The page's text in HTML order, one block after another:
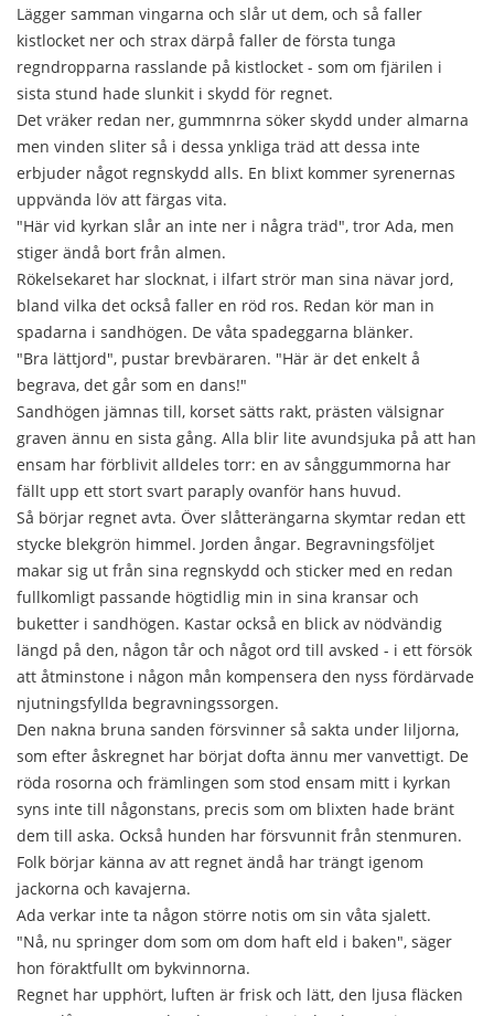
Lägger samman vingarna och slår ut dem, och så faller
kistlocket ner och strax därpå faller de första tunga
regndropparna rasslande på kistlocket - som om fjärilen i
sista stund hade slunkit i skydd för regnet.
Det vräker redan ner, gummnrna söker skydd under almarna
men vinden sliter så i dessa ynkliga träd att dessa inte
erbjuder något regnskydd alls. En blixt kommer syrenernas
uppvända löv att färgas vita.
"Här vid kyrkan slår an inte ner i några träd", tror Ada, men
stiger ändå bort från almen.
Rökelsekaret har slocknat, i ilfart strör man sina nävar jord,
bland vilka det också faller en röd ros. Redan kör man in
spadarna i sandhögen. De våta spadeggarna blänker.
"Bra lättjord", pustar brevbäraren. "Här är det enkelt å
begrava, det går som en dans!"
Sandhögen jämnas till, korset sätts rakt, prästen välsignar
graven ännu en sista gång. Alla blir lite avundsjuka på att han
ensam har förblivit alldeles torr: en av sånggummorna har
fällt upp ett stort svart paraply ovanför hans huvud.
Så börjar regnet avta. Över slåtterängarna skymtar redan ett
stycke blekgrön himmel. Jorden ångar. Begravningsföljet
makar sig ut från sina regnskydd och sticker med en redan
fullkomligt passande högtidlig min in sina kransar och
buketter i sandhögen. Kastar också en blick av nödvändig
längd på den, någon tår och något ord till avsked - i ett försök
att åtminstone i någon mån kompensera den nyss fördärvade
njutningsfyllda begravningssorgen.
Den nakna bruna sanden försvinner så sakta under liljorna,
som efter åskregnet har börjat dofta ännu mer vanvettigt. De
röda rosorna och främlingen som stod ensam mitt i kyrkan
syns inte till någonstans, precis som om blixten hade bränt
dem till aska. Också hunden har försvunnit från stenmuren.
Folk börjar känna av att regnet ändå har trängt igenom
jackorna och kavajerna.
Ada verkar inte ta någon större notis om sin våta sjalett.
"Nå, nu springer dom som om dom haft eld i baken", säger
hon föraktfullt om bykvinnorna.
Regnet har upphört, luften är frisk och lätt, den ljusa fläcken